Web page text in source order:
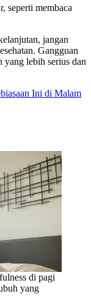
seperti membaca
jangan
Gangguan
yang lebih serius dan
Ini di Malam
di pagi
yang